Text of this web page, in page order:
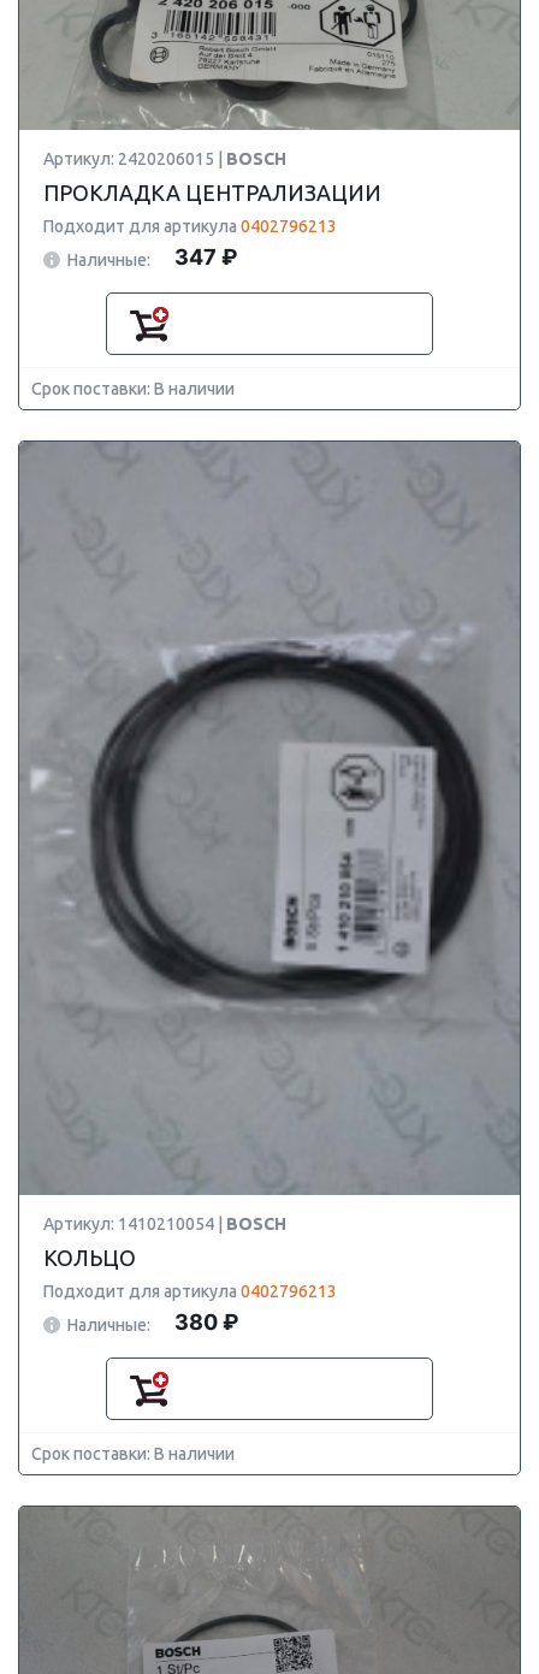
Артикул: 2420206015 | BOSCH
ПРОКЛАДКА ЦЕНТРАЛИЗАЦИИ
Подходит для артикула 0402796213
Наличные:
347 ₽
Срок поставки: В наличии
Артикул: 1410210054 | BOSCH
КОЛЬЦО
Подходит для артикула 0402796213
Наличные:
380 ₽
Срок поставки: В наличии